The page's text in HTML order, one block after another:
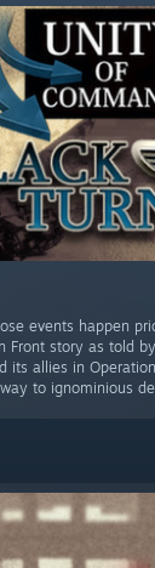
events happen
Front story as told
its allies in
to ignominious